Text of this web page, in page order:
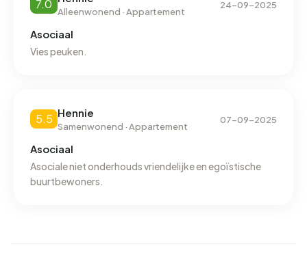
7.0
Alleenwonend · Appartement
24-09-2025
Asociaal
Vies peuken.
5.5 Hennie
Samenwonend · Appartement
07-09-2025
Asociaal
Asociale niet onderhouds vriendelijke en egoïstische
buurtbewoners.